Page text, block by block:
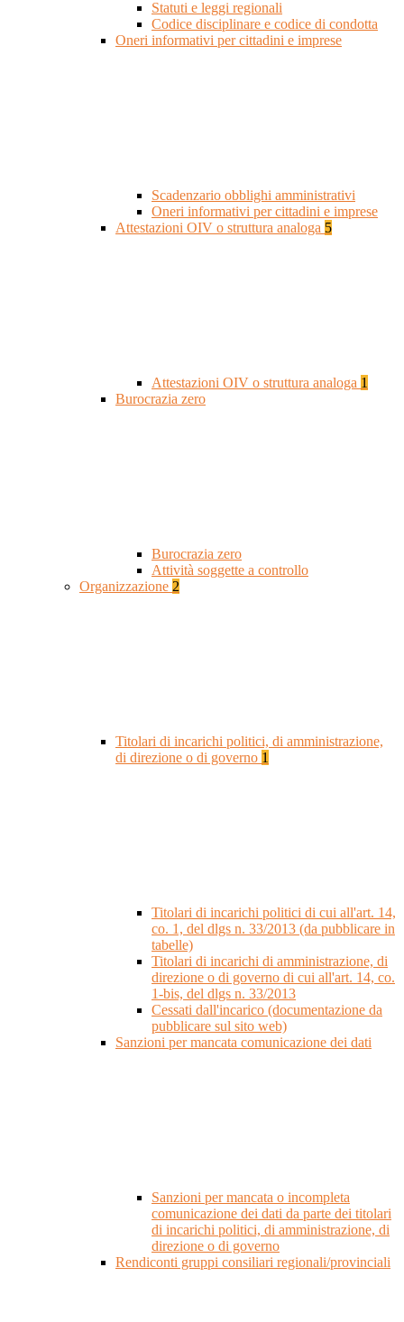
Statuti e leggi regionali
Codice disciplinare e codice di condotta
Oneri informativi per cittadini e imprese
Scadenzario obblighi amministrativi
Oneri informativi per cittadini e imprese
Attestazioni OIV o struttura analoga 5
Attestazioni OIV o struttura analoga 1
Burocrazia zero
Burocrazia zero
Attività soggette a controllo
Organizzazione 2
Titolari di incarichi politici, di amministrazione,
di direzione o di governo 1
Titolari di incarichi politici di cui all'art. 14,
co. 1, del dlgs n. 33/2013 (da pubblicare in
tabelle)
Titolari di incarichi di amministrazione, di
direzione o di governo di cui all'art. 14, co.
1-bis, del dlgs n. 33/2013
Cessati dall'incarico (documentazione da
pubblicare sul sito web)
Sanzioni per mancata comunicazione dei dati
Sanzioni per mancata o incompleta
comunicazione dei dati da parte dei titolari
di incarichi politici, di amministrazione, di
direzione o di governo
Rendiconti gruppi consiliari regionali/provinciali